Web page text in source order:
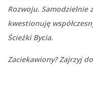
Rozwoju. Samodzielnie
kwestionuję
Ścieżki Bycia.
Zaciekawiony? Zajrzyj